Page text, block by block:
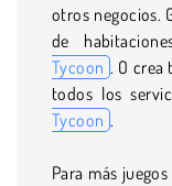
otros negocios.
de
Tycoon . O
todos los
Tycoon .
Para más